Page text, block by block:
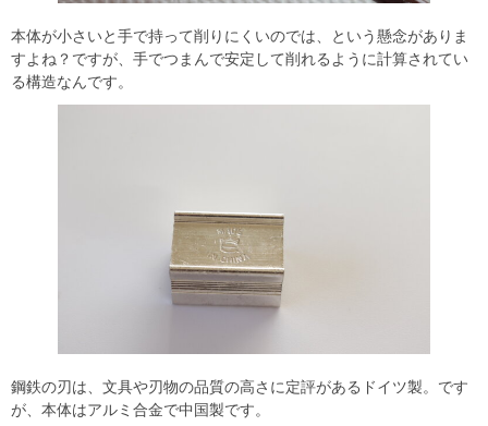
本体が小さいと手で持って削りにくいのでは、という懸念がありま
すよね？ですが、手でつまんで安定して削れるように計算されてい
る構造なんです。
鋼鉄の刃は、文具や刃物の品質の高さに定評があるドイツ製。です
が、本体はアルミ合金で中国製です。